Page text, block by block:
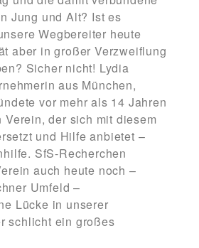
Jung und Alt? Ist es
Wegbereiter heute
aber in großer Verzweiflung
Sicher nicht! Lydia
aus München,
vor mehr als 14 Jahren
der sich mit diesem
und Hilfe anbietet –
SfS-Recherchen
auch heute noch –
Umfeld –
Lücke in unserer
schlicht ein großes